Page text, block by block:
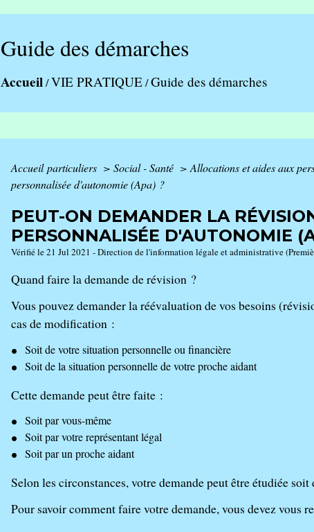
Guide des démarches
Accueil/VIE PRATIQUE/Guide des démarches
Accueil particuliers > Social - Santé > Allocations et aides aux
personnalisée d'autonomie (Apa) ?
PEUT-ON DEMANDER LA
PERSONNALISÉE D'AUTONOMIE
Vérifié le 21 Jul 2021 - Direction de l'information légale et administrative
Quand faire la demande de révision ?
Vous pouvez demander la réévaluation de vos besoins
cas de modification :
Soit de votre situation personnelle ou financière
Soit de la situation personnelle de votre proche aidant
Cette demande peut être faite :
Soit par vous-même
Soit par votre représentant légal
Soit par un proche aidant
Selon les circonstances, votre demande peut être étudiée
Pour savoir comment faire votre demande, vous devez vous